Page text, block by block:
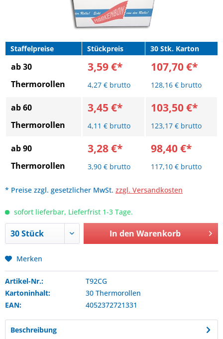
Staffelpreise Stückpreis 30 Stk. Karton
ab 30
Thermorollen
3,59 €*
4,27 € brutto
107,70 €*
128,16 € brutto
ab 60
Thermorollen
3,45 €*
4,11 € brutto
103,50 €*
123,17 € brutto
ab 90
Thermorollen
3,28 €*
3,90 € brutto
98,40 €*
117,10 € brutto
* Preise zzgl. gesetzlicher MwSt. zzgl. Versandkosten
sofort lieferbar, Lieferfrist 1-3 Tage.
In den Warenkorb
Merken
Artikel-Nr.:
T92CG
Kartoninhalt:
30 Thermorollen
EAN:
4052372721331
Beschreibung